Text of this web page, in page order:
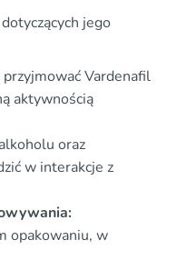
jego
przyjmować Vardenafil
aktywnością
oraz
w interakcje z
opakowaniu, w